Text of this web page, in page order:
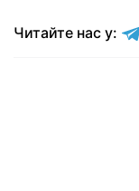
Читайте нас у: